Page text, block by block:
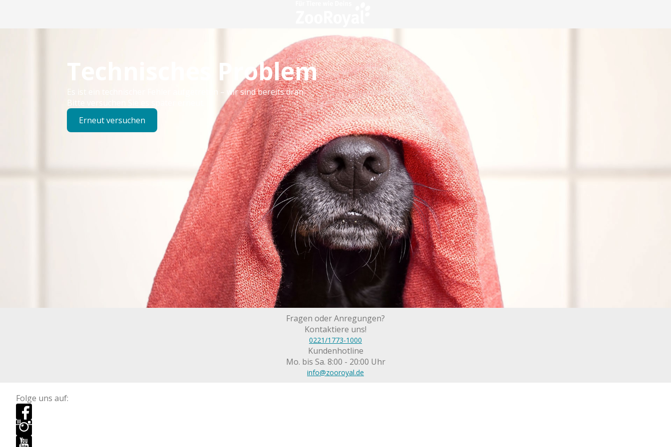
Technisches Problem
Es ist ein technischer Fehler aufgetreten – wir sind bereits dran.
Bitte versuchen Sie es später erneut.
Erneut versuchen
Fragen oder Anregungen?
Kontaktiere uns!
0221/1773-1000
Kundenhotline
Mo. bis Sa. 8:00 - 20:00 Uhr
info@zooroyal.de
Folge uns auf: